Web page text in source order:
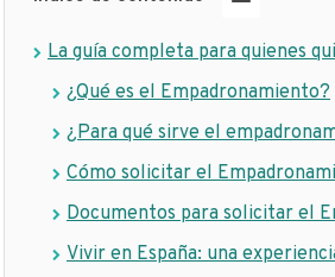
La guía completa para quienes
¿Qué es el Empadronamiento?
¿Para qué sirve el
Cómo solicitar el
Documentos para solicitar el
Vivir en España: una